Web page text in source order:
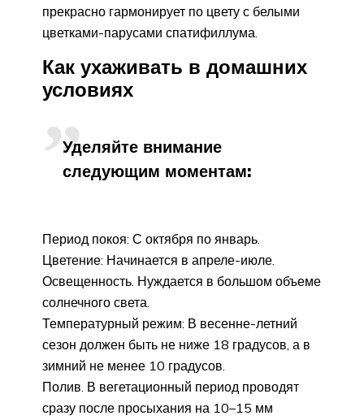
прекрасно гармонирует по цвету с белыми
цветками-парусами спатифиллума.
Как ухаживать в домашних
условиях
Уделяйте внимание
следующим моментам:
Период покоя: С октября по январь.
Цветение: Начинается в апреле-июле.
Освещенность. Нуждается в большом объеме
солнечного света.
Температурный режим: В весенне-летний
сезон должен быть не ниже 18 градусов, а в
зимний не менее 10 градусов.
Полив. В вегетационный период проводят
сразу после просыхания на 10–15 мм